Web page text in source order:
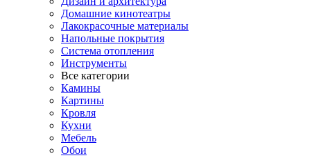
Домашние кинотеатры
Лакокрасочные материалы
Напольные покрытия
Система отопления
Инструменты
Все категории
Камины
Картины
Кровля
Кухни
Мебель
Обои